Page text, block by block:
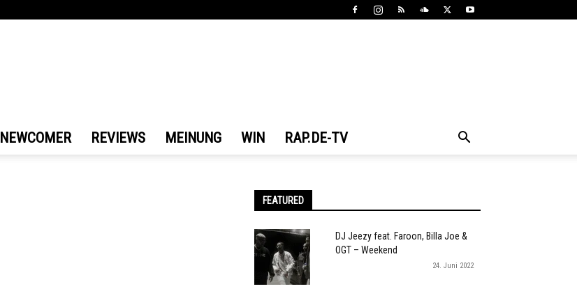
NEWCOMER REVIEWS MEINUNG WIN RAP.DE-TV
FEATURED
DJ Jeezy feat. Faroon, Billa Joe &
OGT – Weekend
24. Juni 2022